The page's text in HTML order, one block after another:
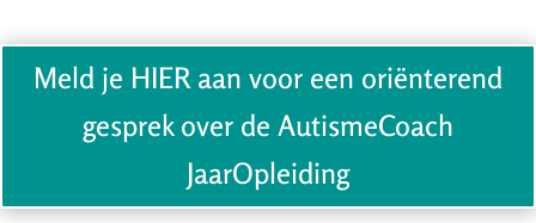
Meld je HIER aan voor een oriënterend
gesprek over de AutismeCoach
JaarOpleiding